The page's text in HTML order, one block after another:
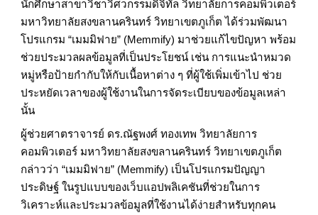
นักศึกษาสาขาวิชาวิศวกรรมดิจิทัล วิทยาลัยการคอมพิวเตอร์
มหาวิทยาลัยสงขลานครินทร์ วิทยาเขตภูเก็ต ได้ร่วมพัฒนา
โปรแกรม “เมมมิฟาย” (Memmify) มาช่วยแก้ไขปัญหา พร้อม
ช่วยประมวลผลข้อมูลที่เป็นประโยชน์ เช่น การแนะนำหมวด
หมู่หรือป้ายกำกับให้กับเนื้อหาต่าง ๆ ที่ผู้ใช้เพิ่มเข้าไป ช่วย
ประหยัดเวลาของผู้ใช้งานในการจัดระเบียบของข้อมูลเหล่า
นั้น
ผู้ช่วยศาตราจารย์ ดร.ณัฐพงศ์ ทองเทพ วิทยาลัยการ
คอมพิวเตอร์ มหาวิทยาลัยสงขลานครินทร์ วิทยาเขตภูเก็ต
กล่าวว่า “เมมมิฟาย” (Memmify) เป็นโปรแกรมปัญญา
ประดิษฐ์ ในรูปแบบของเว็บแอปพลิเคชันที่ช่วยในการ
วิเคราะห์และประมวลข้อมูลที่ใช้งานได้ง่ายสำหรับทุกคน